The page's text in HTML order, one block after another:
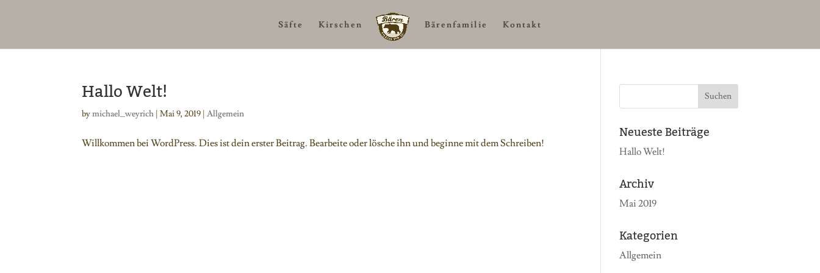
Säfte Kirschen Bärenfamilie Kontakt
Hallo Welt!
bymichael_weyrich |Mai 9, 2019 |Allgemein
Willkommen bei WordPress. Dies ist dein erster Beitrag. Bearbeite oder lösche ihn und beginne mit dem Schreiben! Neueste Beiträge
Hallo Welt!
Archiv
Mai 2019
Kategorien
Allgemein